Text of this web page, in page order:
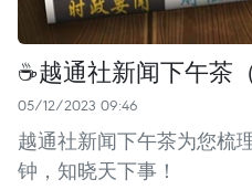
☕️越通社新闻下午茶（
05/12/2023 09:46
越通社新闻下午茶为您梳
钟，知晓天下事！